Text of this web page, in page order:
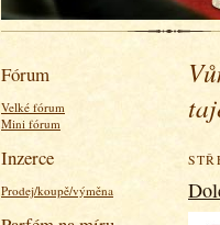
Fórum
Velké fórum
Mini fórum
Inzerce
Prodej/koupě/výměna